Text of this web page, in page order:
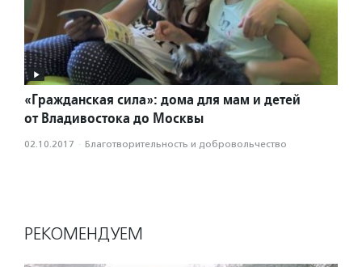
«Гражданская сила»: дома для мам и детей
от Владивостока до Москвы
02.10.2017 · Благотвори­тель­ность и доброволь­чест­во
РЕКОМЕНДУЕМ